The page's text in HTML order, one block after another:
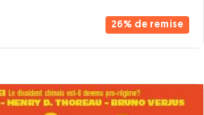
26% de remise